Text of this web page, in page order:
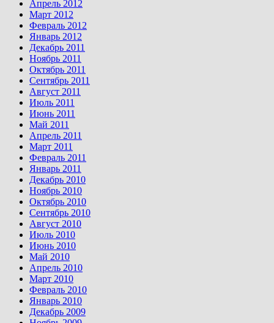
Апрель 2012
Март 2012
Февраль 2012
Январь 2012
Декабрь 2011
Ноябрь 2011
Октябрь 2011
Сентябрь 2011
Август 2011
Июль 2011
Июнь 2011
Май 2011
Апрель 2011
Март 2011
Февраль 2011
Январь 2011
Декабрь 2010
Ноябрь 2010
Октябрь 2010
Сентябрь 2010
Август 2010
Июль 2010
Июнь 2010
Май 2010
Апрель 2010
Март 2010
Февраль 2010
Январь 2010
Декабрь 2009